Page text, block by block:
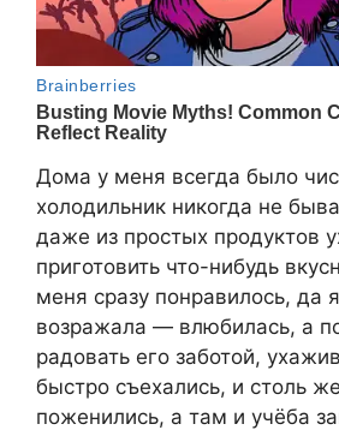
Дома у меня всегда было
холодильник никогда не
даже из простых продуктов
приготовить что-нибудь
меня сразу понравилось, да
возражала — влюбилась, а
радовать его заботой,
быстро съехались, и столь
поженились, а там и учёба